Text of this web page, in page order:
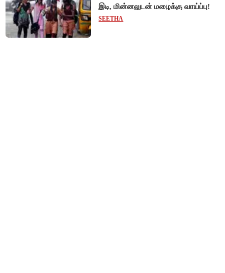
இடி, மின்னலுடன் மழைக்கு வாய்ப்பு!
SEETHA